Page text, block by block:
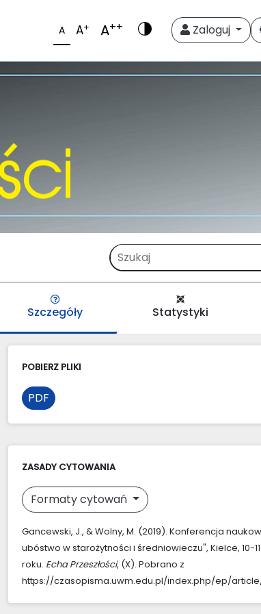
A A+ A++ Zaloguj
Szczegóły Statystyki
POBIERZ PLIKI
PDF
ZASADY CYTOWANIA
Formaty cytowań
Gancewski, J., & Wolny, M. (2019). Konferencja
ubóstwo w starożytności i średniowieczu", Kielce, 10-
roku. Echa Przeszłości, (X). Pobrano z
https://czasopisma.uwm.edu.pl/index.php/ep/